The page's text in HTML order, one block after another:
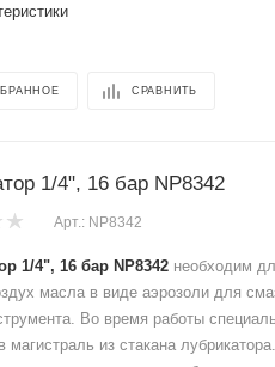
СРАВНИТЬ
1/4", 16 бар NP8342
Арт.: NP8342
1/4", 16 бар NP8342 необходим
масла в виде аэрозоли для
Во время работы
магистраль из стакана